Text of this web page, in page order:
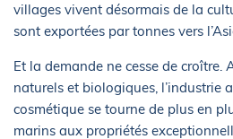
villages vivent désormais de la
sont exportées par tonnes vers
Et la demande ne cesse de croître.
naturels et biologiques, l’industrie
cosmétique se tourne de plus en
marins aux propriétés